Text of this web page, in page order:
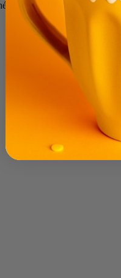
ces merveilleux
biscuits salés